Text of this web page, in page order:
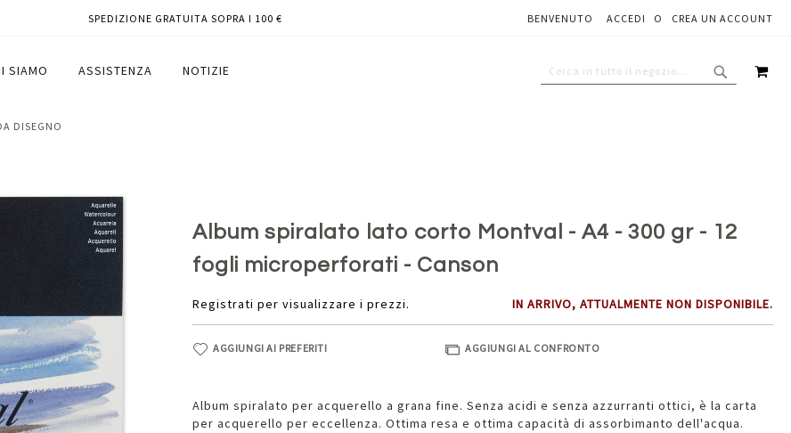
BENVENUTO ACCEDI CREA UN ACCOUNT
SPEDIZIONE GRATUITA SOPRA I 100 €
SIAMO ASSISTENZA NOTIZIE
DISEGNO
Album spiralato lato corto Montval - A4 - 300 gr - 12
fogli microperforati - Canson
Registrati per visualizzare i prezzi. IN ARRIVO, ATTUALMENTE NON DISPONIBILE.
AGGIUNGI AI PREFERITI AGGIUNGI AL CONFRONTO
Album spiralato per acquerello a grana fine. Senza acidi e senza azzurranti ottici, è la carta
per acquerello per eccellenza. Ottima resa e ottima capacità di assorbimanto dell'acqua.
gr - 12 fogli microperforati -